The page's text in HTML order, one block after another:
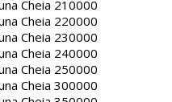
Cheia 210000
Cheia 220000
Cheia 230000
Cheia 240000
Cheia 250000
Cheia 300000